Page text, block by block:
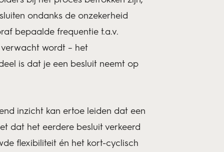
ondanks de onzekerheid
bepaalde frequentie t.a.v.
wordt – het
is dat je een besluit neemt op
inzicht kan ertoe leiden dat een
dat het eerdere besluit verkeerd
flexibiliteit én het kort-cyclisch